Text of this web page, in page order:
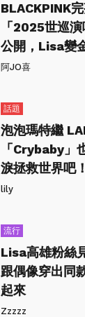
BLACKPINK完
「2025世巡
公開，Lisa變
巨星出新歌
阿JO喜
話題
泡泡瑪特繼
「Crybaby」
淚拯救世界吧！
lily
流行
Lisa高雄粉絲
跟偶像穿出同
起來
Zzzzz